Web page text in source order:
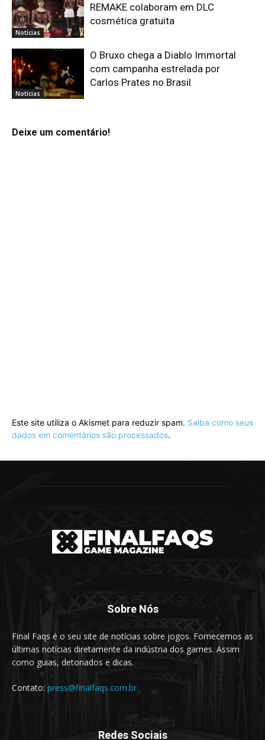
Notícias
REMAKE colaboram em DLC
cosmética gratuita
Notícias
O Bruxo chega a Diablo Immortal
com campanha estrelada por
Carlos Prates no Brasil
Deixe um comentário!
Este site utiliza o Akismet para reduzir spam. Saiba como seus
dados em comentários são processados.
Sobre Nós
Final Faqs é o seu site de notícias sobre jogos. Fornecemos as
últimas notícias diretamente da indústria dos games. Assim
como guias, detonados e dicas.
Contato: press@finalfaqs.com.br
Redes Sociais